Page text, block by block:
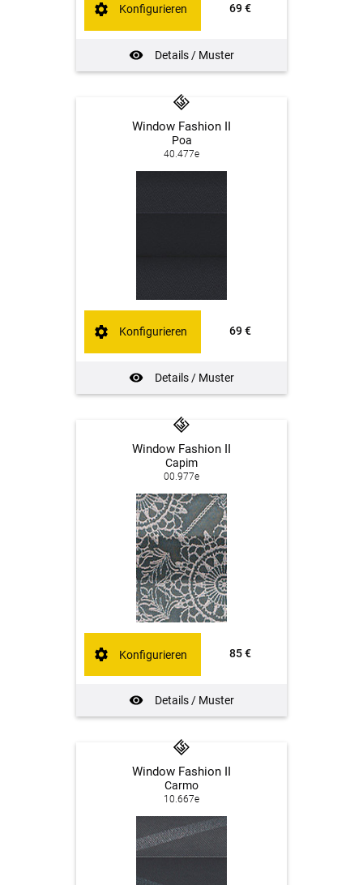
69 €
Details / Muster
Konfigurieren
Window Fashion II
Poa
40.477e
69 €
Details / Muster
Konfigurieren
Window Fashion II
Capim
00.977e
85 €
Details / Muster
Konfigurieren
Window Fashion II
Carmo
10.667e